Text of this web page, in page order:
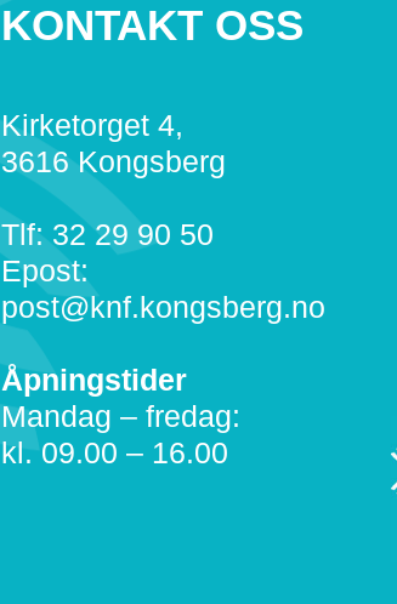
KONTAKT OSS
Kirketorget 4,
3616 Kongsberg
Tlf: 32 29 90 50
Epost:
post@knf.kongsberg.no
Åpningstider
Mandag – fredag:
kl. 09.00 – 16.00